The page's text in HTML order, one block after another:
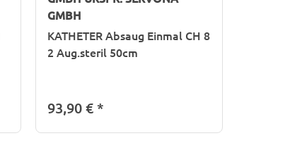
GMBH
KATHETER Absaug Einmal CH 8
2 Aug.steril 50cm
93,90 €*